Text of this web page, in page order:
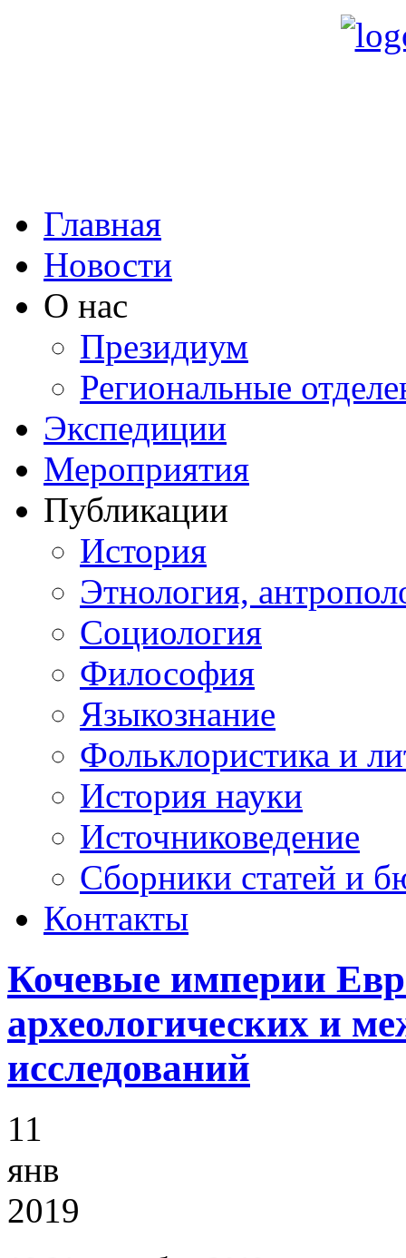
Главная
Новости
О нас
Президиум
Региональные
Экспедиции
Мероприятия
Публикации
История
Этнология,
Социология
Философия
Языкознание
Фольклористика и
История науки
Источниковедение
Cборники статей и
Контакты
Кочевые империи
археологических и
исследований
11
янв
2019